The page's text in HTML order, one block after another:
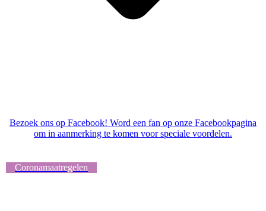
Bezoek ons op Facebook! Word een fan op onze Facebookpagina
om in aanmerking te komen voor speciale voordelen.
Coronamaatregelen